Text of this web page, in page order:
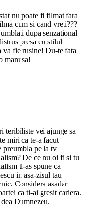
nu poate fi filmat fara
cum si cand vreti???
dupa senzational
presa cu stilul
va fie rusine! Du-te fata
manusa!
teribiliste vei ajunge sa
miri ca te-a facut
preumbla pe la tv
De ce nu oi fi si tu
ti-as spune ca
in asa-zisul tau
Considera asadar
ca ti-ai gresit cariera.
Dumnezeu.